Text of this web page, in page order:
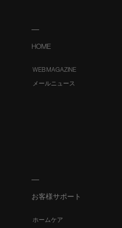
HOME
WEB MAGAZINE
メールニュース
お客様サポート
ホームケア